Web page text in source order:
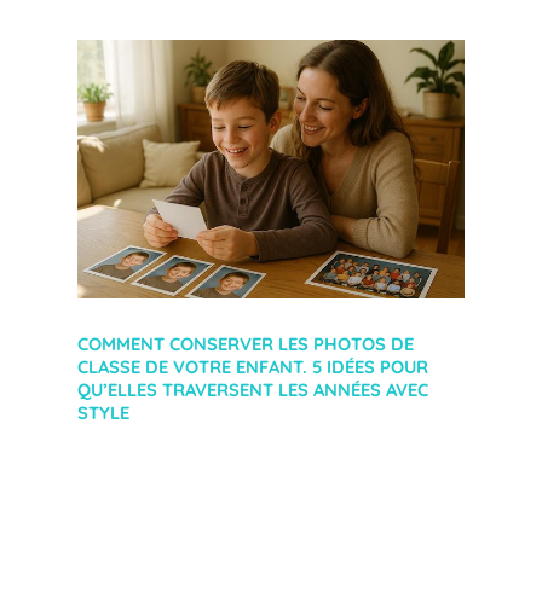
COMMENT CONSERVER LES PHOTOS DE
CLASSE DE VOTRE ENFANT. 5 IDÉES POUR
QU’ELLES TRAVERSENT LES ANNÉES AVEC
STYLE